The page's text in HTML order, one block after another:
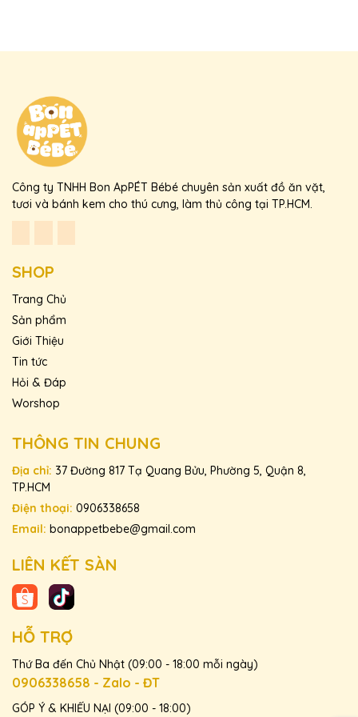
dền trong từng chiếc bánh nhỏ xinh!
Hashtags
#BonApPÉTBébé #BánhSữaDêChânMèo #SnackThúCưng
#PetFood #ĐồĂnVặtChoChó #ĐồĂnVặtChoMèo
#HealthyPetTreats
Công ty TNHH Bon ApPÉT Bébé chuyên sản xuất đồ ăn vặt,
tươi và bánh kem cho thú cưng, làm thủ công tại TP.HCM.
SHOP
Trang Chủ
Sản phẩm
Giới Thiệu
Tin tức
Hỏi & Đáp
Worshop
THÔNG TIN CHUNG
Địa chỉ: 37 Đường 817 Tạ Quang Bửu, Phường 5, Quận 8,
TP.HCM
Điện thoại: 0906338658
Email: bonappetbebe@gmail.com
LIÊN KẾT SÀN
HỖ TRỢ
Thứ Ba đến Chủ Nhật (09:00 - 18:00 mỗi ngày)
0906338658 - Zalo - ĐT
GÓP Ý & KHIẾU NẠI (09:00 - 18:00)